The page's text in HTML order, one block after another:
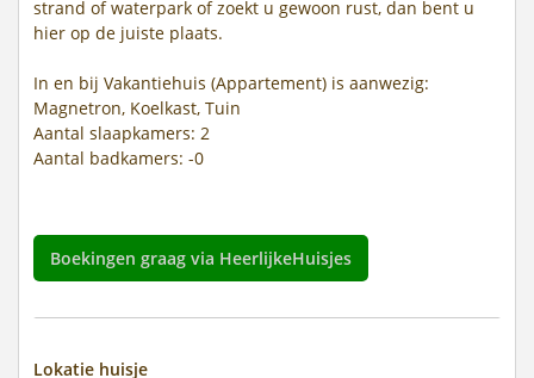
strand of waterpark of zoekt u gewoon rust, dan bent u
hier op de juiste plaats.
In en bij Vakantiehuis (Appartement) is aanwezig:
Magnetron, Koelkast, Tuin
Aantal slaapkamers: 2
Aantal badkamers: -0
Boekingen graag via HeerlijkeHuisjes
Lokatie huisje